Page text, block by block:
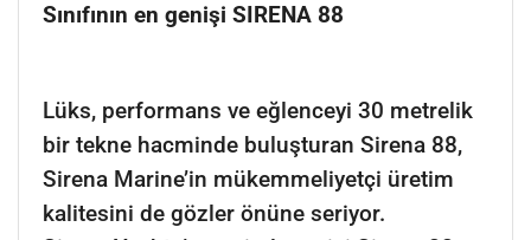
Sınıfının en genişi SIRENA 88
Lüks, performans ve eğlenceyi 30 metrelik
bir tekne hacminde buluşturan Sirena 88,
Sirena Marine’in mükemmeliyetçi üretim
kalitesini de gözler önüne seriyor.